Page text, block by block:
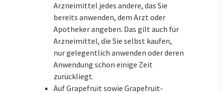
Arzneimittel jedes andere, das Sie
bereits anwenden, dem Arzt oder
Apotheker angeben. Das gilt auch für
Arzneimittel, die Sie selbst kaufen,
nur gelegentlich anwenden oder deren
Anwendung schon einige Zeit
zurückliegt.
Auf Grapefruit sowie Grapefruit-